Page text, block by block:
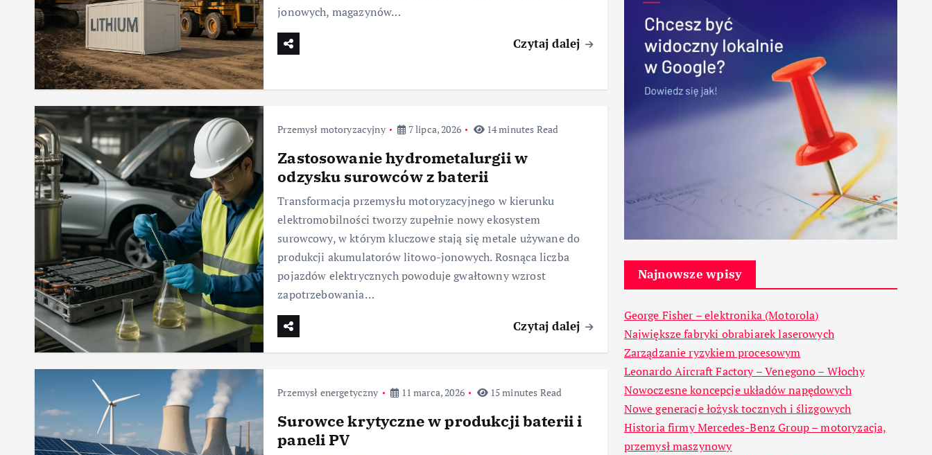
jonowych, magazynów…
Czytaj dalej
Przemysł motoryzacyjny 7 lipca, 2026 14 minutes Read
Zastosowanie hydrometalurgii w
odzysku surowców z baterii
Transformacja przemysłu motoryzacyjnego w kierunku
elektromobilności tworzy zupełnie nowy ekosystem
surowcowy, w którym kluczowe stają się metale używane do
produkcji akumulatorów litowo-jonowych. Rosnąca liczba
pojazdów elektrycznych powoduje gwałtowny wzrost
zapotrzebowania…
Czytaj dalej
Przemysł energetyczny 11 marca, 2026 15 minutes Read
Surowce krytyczne w produkcji baterii i
paneli PV
Najnowsze wpisy
George Fisher – elektronika (Motorola)
Największe fabryki obrabiarek laserowych
Zarządzanie ryzykiem procesowym
Leonardo Aircraft Factory – Venegono – Włochy
Nowoczesne koncepcje układów napędowych
Nowe generacje łożysk tocznych i ślizgowych
Historia firmy Mercedes-Benz Group – motoryzacja,
przemysł maszynowy